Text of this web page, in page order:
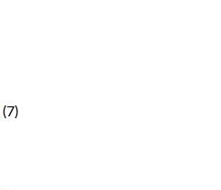
(7)